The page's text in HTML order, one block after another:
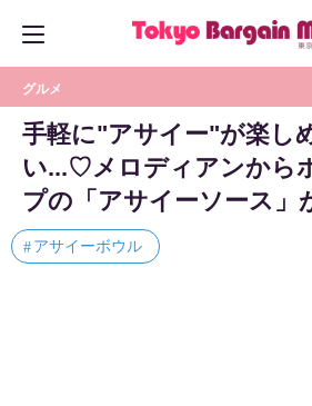
グルメ
手軽に"アサイー"が楽し
い...♡メロディアンから
プの「アサイーソース」
アサイーボウル